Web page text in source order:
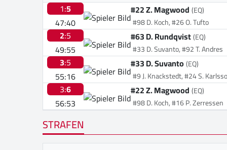
1:5
47:40
#22 Z. Magwood(EQ)
#98 D. Koch, #26 O. Tufto
2:5
49:55
#63 D. Rundqvist(EQ)
#33 D. Suvanto, #92 T. Andres
3:5
55:16
#33 D. Suvanto(EQ)
#9 J. Knackstedt, #24 S.
3:6
56:53
#22 Z. Magwood(EQ)
#98 D. Koch, #16 P. Zerressen
STRAFEN